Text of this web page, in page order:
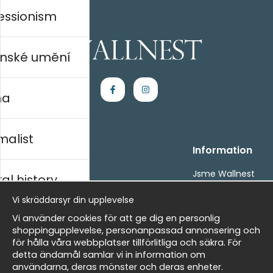
Kontakta oss
- Returer och återbetalningar
- Leverans - enkelt, snabbt &amp; gratis
Om cookies
Mina favoriter
Information
Jsme Wallnest
Newsletter
umění
history
Vi skräddarsyr din upplevelse
Vi använder cookies för att ge dig en personlig
shoppingupplevelse, personanpassad annonsering och
för hålla våra webbplatser tillförlitliga och säkra. För
detta ändamål samlar vi in information om
användarna, deras mönster och deras enheter.